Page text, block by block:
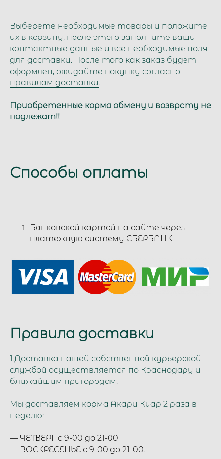
Выберете необходимые товары и положите
их в корзину, после этого заполните ваши
контактные данные и все необходимые поля
для доставки. После того как заказ будет
оформлен, ожидайте покупку согласно
правилам доставки.
Приобретенные корма обмену и возврату не
подлежат!!
Способы оплаты
Банковской картой на сайте через
платежную систему СБЕРБАНК
Правила доставки
1.Доставка нашей собственной курьерской
службой осуществляется по Краснодару и
ближайшим пригородам.
Мы доставляем корма Акари Киар 2 раза в
неделю:
— ЧЕТВЕРГ с 9-00 до 21-00
— ВОСКРЕСЕНЬЕ с 9-00 до 21-00.